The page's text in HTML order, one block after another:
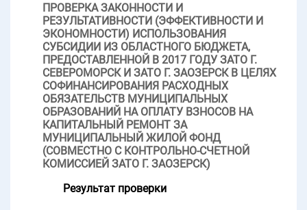
ПРОВЕРКА ЗАКОННОСТИ И
РЕЗУЛЬТАТИВНОСТИ (ЭФФЕКТИВНОСТИ И
ЭКОНОМНОСТИ) ИСПОЛЬЗОВАНИЯ
СУБСИДИИ ИЗ ОБЛАСТНОГО БЮДЖЕТА,
ПРЕДОСТАВЛЕННОЙ В 2017 ГОДУ ЗАТО Г.
СЕВЕРОМОРСК И ЗАТО Г. ЗАОЗЕРСК В ЦЕЛЯХ
СОФИНАНСИРОВАНИЯ РАСХОДНЫХ
ОБЯЗАТЕЛЬСТВ МУНИЦИПАЛЬНЫХ
ОБРАЗОВАНИЙ НА ОПЛАТУ ВЗНОСОВ НА
КАПИТАЛЬНЫЙ РЕМОНТ ЗА
МУНИЦИПАЛЬНЫЙ ЖИЛОЙ ФОНД
(СОВМЕСТНО С КОНТРОЛЬНО-СЧЕТНОЙ
КОМИССИЕЙ ЗАТО Г. ЗАОЗЕРСК)
Результат проверки